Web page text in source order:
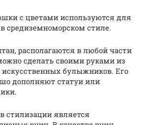
с цветами используются для
средиземноморском стиле.
располагаются в любой части
сделать своими руками из
булыжников. Его
дополняют статуи или
стилизации является